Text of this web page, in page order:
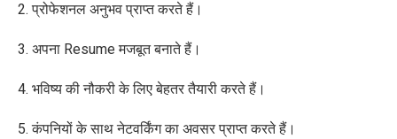
2. प्रोफेशनल अनुभव प्राप्त करते हैं।
3. अपना Resume मजबूत बनाते हैं।
4. भविष्य की नौकरी के लिए बेहतर तैयारी करते हैं।
5. कंपनियों के साथ नेटवर्किंग का अवसर प्राप्त करते हैं।